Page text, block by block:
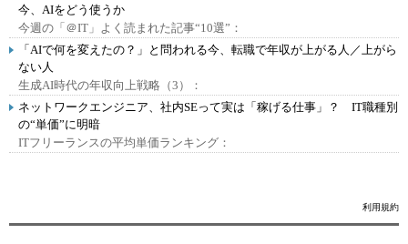
今、AIをどう使うか
今週の「＠IT」よく読まれた記事“10選”：
「AIで何を変えたの？」と問われる今、転職で年収が上がる人／上がら
ない人
生成AI時代の年収向上戦略（3）：
ネットワークエンジニア、社内SEって実は「稼げる仕事」？ IT職種別
の“単価”に明暗
ITフリーランスの平均単価ランキング：
利用規約